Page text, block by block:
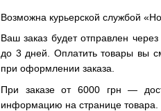
Возможна курьерской службой
Ваш заказ будет отправлен
до 3 дней. Оплатить товары вы
при оформлении заказа.
При заказе от 6000 грн —
информацию на странице товара.